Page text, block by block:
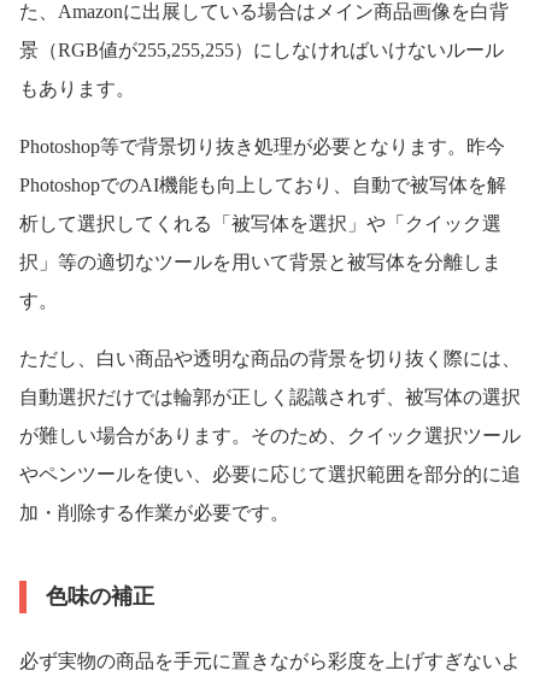
た、Amazonに出展している場合はメイン商品画像を白背
景（RGB値が255,255,255）にしなければいけないルール
もあります。
Photoshop等で背景切り抜き処理が必要となります。昨今
PhotoshopでのAI機能も向上しており、自動で被写体を解
析して選択してくれる「被写体を選択」や「クイック選
択」等の適切なツールを用いて背景と被写体を分離しま
す。
ただし、白い商品や透明な商品の背景を切り抜く際には、
自動選択だけでは輪郭が正しく認識されず、被写体の選択
が難しい場合があります。そのため、クイック選択ツール
やペンツールを使い、必要に応じて選択範囲を部分的に追
加・削除する作業が必要です。
色味の補正
必ず実物の商品を手元に置きながら彩度を上げすぎないよ